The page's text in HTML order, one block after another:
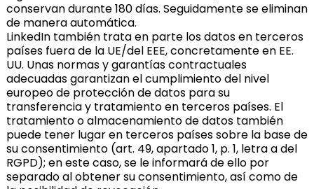
conservan durante 180 días. Seguidamente se eliminan
de manera automática.
LinkedIn también trata en parte los datos en terceros
países fuera de la UE/del EEE, concretamente en EE.
UU. Unas normas y garantías contractuales
adecuadas garantizan el cumplimiento del nivel
europeo de protección de datos para su
transferencia y tratamiento en terceros países. El
tratamiento o almacenamiento de datos también
puede tener lugar en terceros países sobre la base de
su consentimiento (art. 49, apartado 1, p. 1, letra a del
RGPD); en este caso, se le informará de ello por
separado al obtener su consentimiento, así como de